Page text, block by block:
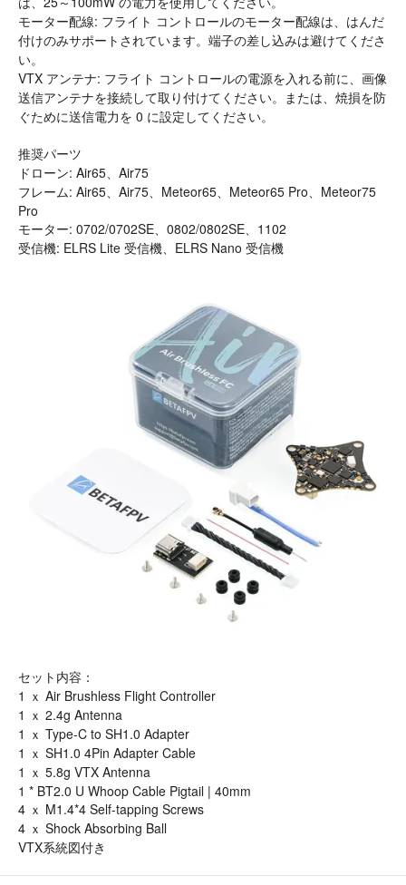
モーター配線: フライト コントロールのモーター配線は、はんだ
付けのみサポートされています。端子の差し込みは避けてくださ
い。
VTX アンテナ: フライト コントロールの電源を入れる前に、画像
送信アンテナを接続して取り付けてください。または、焼損を防
ぐために送信電力を 0 に設定してください。
推奨パーツ
ドローン: Air65、Air75
フレーム: Air65、Air75、Meteor65、Meteor65 Pro、Meteor75
Pro
モーター: 0702/0702SE、0802/0802SE、1102
受信機: ELRS Lite 受信機、ELRS Nano 受信機
セット内容：
1 ｘ Air Brushless Flight Controller
1 ｘ 2.4g Antenna
1 ｘ Type-C to SH1.0 Adapter
1 ｘ SH1.0 4Pin Adapter Cable
1 ｘ 5.8g VTX Antenna
1 * BT2.0 U Whoop Cable Pigtail | 40mm
4 ｘ M1.4*4 Self-tapping Screws
4 ｘ Shock Absorbing Ball
VTX系統図付き